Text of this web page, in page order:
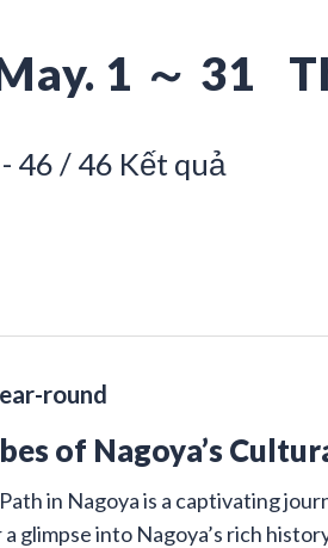
1 ～ 31
46 / 46 Kết quả
round
of Nagoya’s
in Nagoya is a captivating
glimpse into Nagoya’s rich